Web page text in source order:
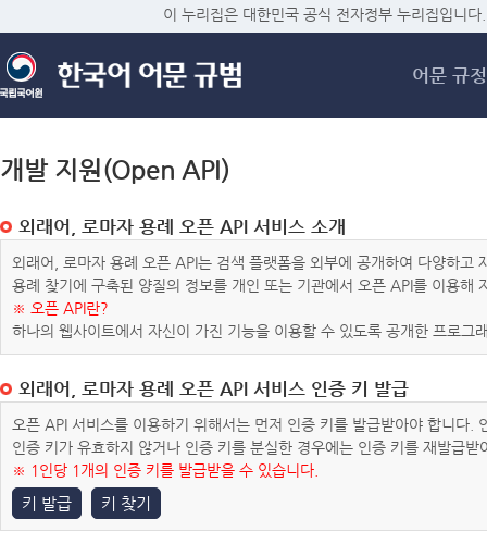
메
이 누리집은 대한민국 공식 전자정부 누리집입니다.
어문 규정
개발 지원(Open API)
외래어, 로마자 용례 오픈 API 서비스 소개
외래어, 로마자 용례 오픈 API는 검색 플랫폼을 외부에 공개하여 다양하
용례 찾기에 구축된 양질의 정보를 개인 또는 기관에서 오픈 API를 이용해
※ 오픈 API란?
하나의 웹사이트에서 자신이 가진 기능을 이용할 수 있도록 공개한 프로그
외래어, 로마자 용례 오픈 API 서비스 인증 키 발급
오픈 API 서비스를 이용하기 위해서는 먼저 인증 키를 발급받아야 합니다
인증 키가 유효하지 않거나 인증 키를 분실한 경우에는 인증 키를 재발급받
※ 1인당 1개의 인증 키를 발급받을 수 있습니다.
키 발급 키 찾기